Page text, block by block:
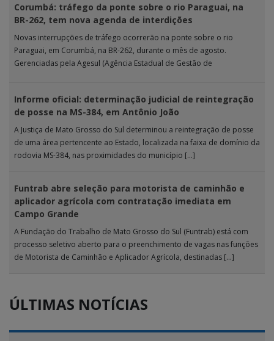
Corumbá: tráfego da ponte sobre o rio Paraguai, na
BR-262, tem nova agenda de interdições
Novas interrupções de tráfego ocorrerão na ponte sobre o rio
Paraguai, em Corumbá, na BR-262, durante o mês de agosto.
Gerenciadas pela Agesul (Agência Estadual de Gestão de
Informe oficial: determinação judicial de reintegração
de posse na MS-384, em Antônio João
A Justiça de Mato Grosso do Sul determinou a reintegração de posse
de uma área pertencente ao Estado, localizada na faixa de domínio da
rodovia MS-384, nas proximidades do município […]
Funtrab abre seleção para motorista de caminhão e
aplicador agrícola com contratação imediata em
Campo Grande
A Fundação do Trabalho de Mato Grosso do Sul (Funtrab) está com
processo seletivo aberto para o preenchimento de vagas nas funções
de Motorista de Caminhão e Aplicador Agrícola, destinadas […]
ÚLTIMAS NOTÍCIAS